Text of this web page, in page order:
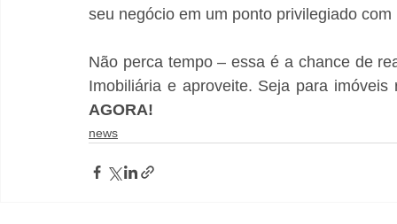
seu negócio em um ponto privilegiado
Não perca tempo – essa é a chance de
Imobiliária e aproveite. Seja para
AGORA!
news